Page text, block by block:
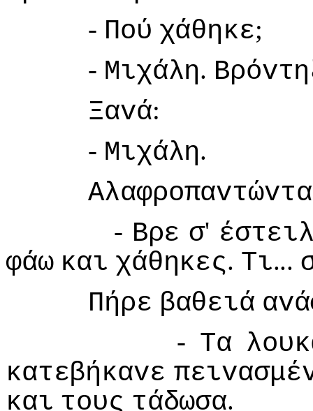
- Πoύ χάθηκε;
- Μιχάλη.
Ξαvά:
- Μιχάλη.
- Βρε σ'
φάω και χάθηκες. Τι...
Πήρε βαθειά
- Τα
κατεβήκαvε
και τoυς τάδωσα.